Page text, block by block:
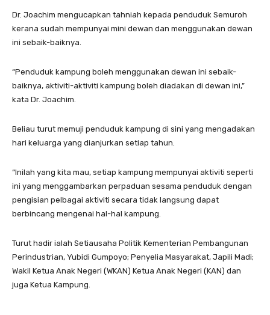
Dr. Joachim mengucapkan tahniah kepada penduduk Semuroh
kerana sudah mempunyai mini dewan dan menggunakan dewan
ini sebaik-baiknya.
“Penduduk kampung boleh menggunakan dewan ini sebaik-
baiknya, aktiviti-aktiviti kampung boleh diadakan di dewan ini,”
kata Dr. Joachim.
Beliau turut memuji penduduk kampung di sini yang mengadakan
hari keluarga yang dianjurkan setiap tahun.
“Inilah yang kita mau, setiap kampung mempunyai aktiviti seperti
ini yang menggambarkan perpaduan sesama penduduk dengan
pengisian pelbagai aktiviti secara tidak langsung dapat
berbincang mengenai hal-hal kampung.
Turut hadir ialah Setiausaha Politik Kementerian Pembangunan
Perindustrian, Yubidi Gumpoyo; Penyelia Masyarakat, Japili Madi;
Wakil Ketua Anak Negeri (WKAN) Ketua Anak Negeri (KAN) dan
juga Ketua Kampung.